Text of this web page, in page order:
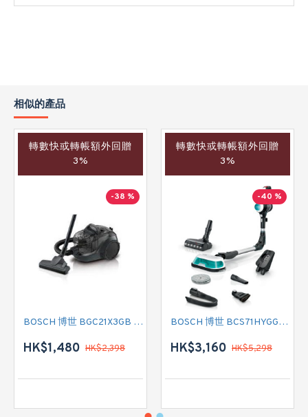
相似的產品
轉數快或轉帳額外回贈
3%
-38 %
BOSCH 博世 BGC21X3GB 有線吸塵機
HK$1,480 HK$2,398
轉數快或轉帳額外回贈
3%
-40 %
BOSCH 博世 BCS71HYGGB 充電式二合一吸塵拖把
HK$3,160 HK$5,298